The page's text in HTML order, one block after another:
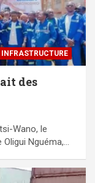
⁠INFRASTRUCTURE
des
Wano, le
Oligui Nguéma,…